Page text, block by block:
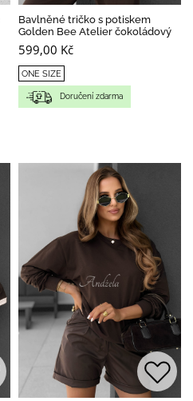
Bavlněné tričko s potiskem
Golden Bee Atelier čokoládový
599,00 Kč
ONE SIZE
Doručení zdarma